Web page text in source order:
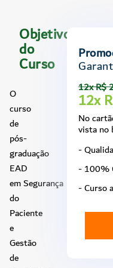
Objetivo
do
Curso
O
curso
de
pós-
graduação
EAD
em Segurança
do
Paciente
e
Gestão
de
12x R$
12x
No
vista no
-
- 100%
- Curso